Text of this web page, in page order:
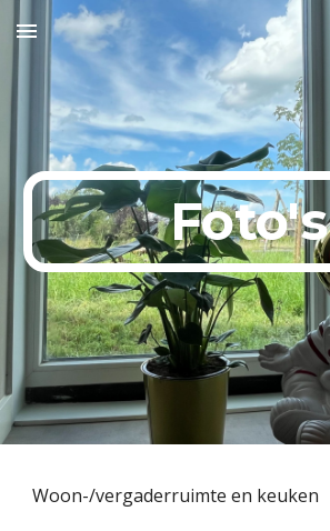
Skip to main content
Foto's
Woon-/vergaderruimte en keuken